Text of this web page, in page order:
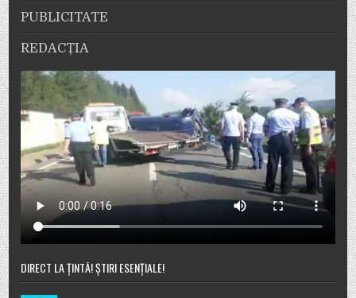
PUBLICITATE
REDACȚIA
DIRECT LA ȚINTĂ! ȘTIRI ESENȚIALE!